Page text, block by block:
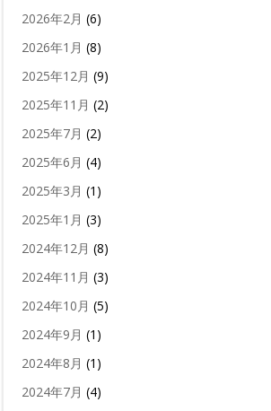
2026年2月 (6)
2026年1月 (8)
2025年12月 (9)
2025年11月 (2)
2025年7月 (2)
2025年6月 (4)
2025年3月 (1)
2025年1月 (3)
2024年12月 (8)
2024年11月 (3)
2024年10月 (5)
2024年9月 (1)
2024年8月 (1)
2024年7月 (4)